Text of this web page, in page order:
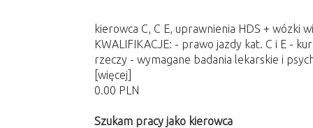
kierowca C, C E, uprawnienia HDS + wózki
KWALIFIKACJE: - prawo jazdy kat. C i E -
rzeczy - wymagane badania lekarskie i
[więcej]
0.00 PLN
Szukam pracy jako kierowca